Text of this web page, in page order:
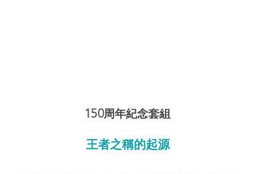
150周年紀念套組
王者之稱的起源